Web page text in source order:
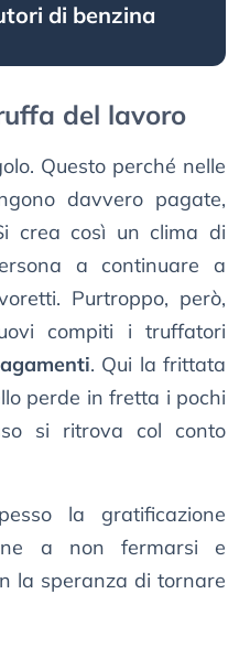
di benzina
del lavoro
Questo perché nelle
davvero pagate,
crea così un clima di
a continuare a
Purtroppo, però,
compiti i truffatori
. Qui la frittata
perde in fretta i pochi
si ritrova col conto
la gratificazione
a non fermarsi e
la speranza di tornare